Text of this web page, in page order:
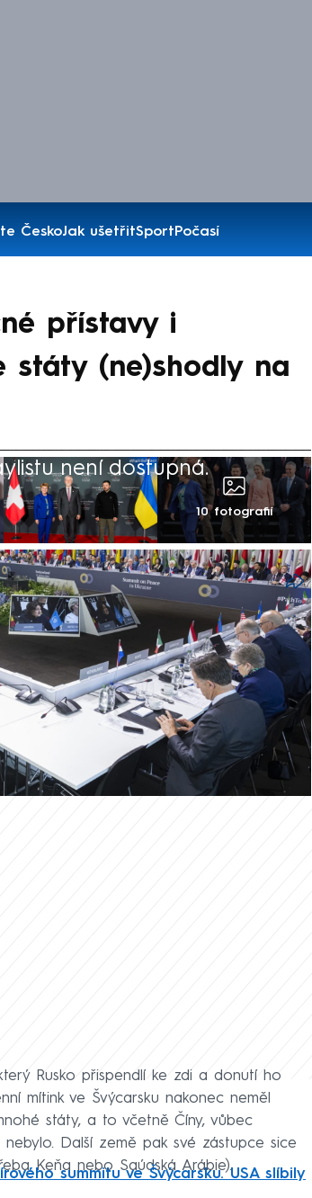
ČeskoJak ušetřitSportPočasí
přístavy i
státy (ne)shodly na
není dostupná.
10 fotografií
Švýcarskem nevyústil podle
Delegace se diskusi o
vyhýbaly a místo toho se snažily
Rusko tak některé země
k tomu, aby Ukrajině vrátilo
a okupované přístavy.
Rusko přispendlí ke zdi a donutí ho
mítink ve Švýcarsku nakonec neměl
státy, a to včetně Číny, vůbec
Další země pak své zástupce sice
Keňa nebo Saúdská Arábie).
summitu ve Švýcarsku. USA slíbily